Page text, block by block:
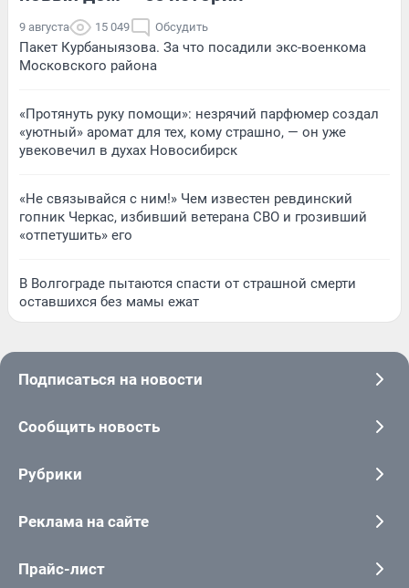
9 августа 15 049 Обсудить
Пакет Курбаныязова. За что посадили экс-военкома
Московского района
«Протянуть руку помощи»: незрячий парфюмер создал
«уютный» аромат для тех, кому страшно, — он уже
увековечил в духах Новосибирск
«Не связывайся с ним!» Чем известен ревдинский
гопник Черкас, избивший ветерана СВО и грозивший
«отпетушить» его
В Волгограде пытаются спасти от страшной смерти
оставшихся без мамы ежат
Подписаться на новости
Сообщить новость
Рубрики
Реклама на сайте
Прайс-лист